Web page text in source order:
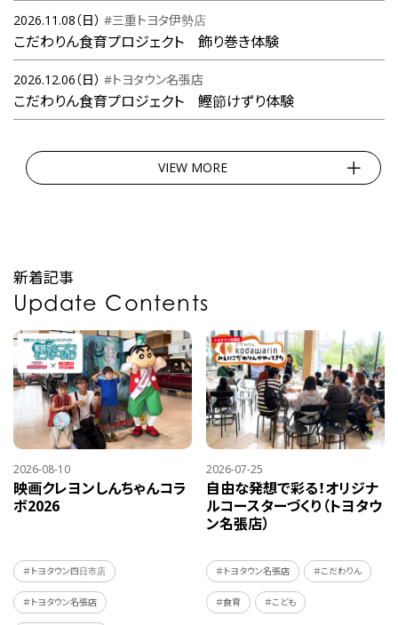
2026.11.08（日） #三重トヨタ伊勢店
こだわりん食育プロジェクト 飾り巻き体験
2026.12.06（日） #トヨタウン名張店
こだわりん食育プロジェクト 鰹節けずり体験
VIEW MORE
新着記事
Update Contents
2026-08-10
映画クレヨンしんちゃんコラ
ボ2026
＃トヨタウン四日市店
＃トヨタウン名張店
2026-07-25
自由な発想で彩る！オリジナ
ルコースターづくり（トヨタウ
ン名張店）
＃トヨタウン名張店 ＃こだわりん
＃食育 ＃こども